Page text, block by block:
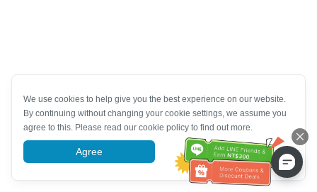
We use cookies to help give you the best experience on our website.
By continuing without changing your cookie settings, we assume you
agree to this. Please read our cookie policy to find out more.
Agree More information